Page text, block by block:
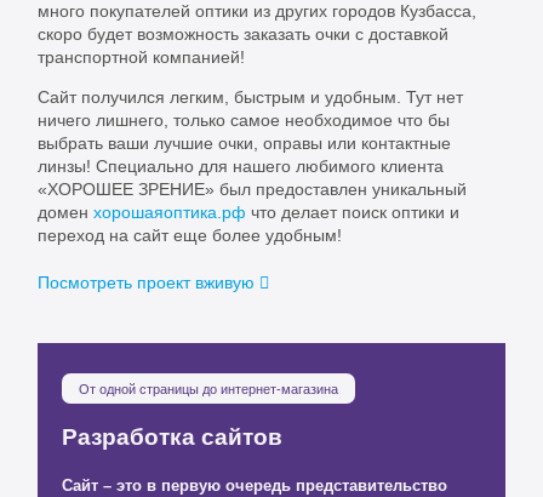
много покупателей оптики из других городов Кузбасса,
скоро будет возможность заказать очки с доставкой
транспортной компанией!
Сайт получился легким, быстрым и удобным. Тут нет
ничего лишнего, только самое необходимое что бы
выбрать ваши лучшие очки, оправы или контактные
линзы! Специально для нашего любимого клиента
«ХОРОШЕЕ ЗРЕНИЕ» был предоставлен уникальный
доменхорошаяоптика.рф что делает поиск оптики и
переход на сайт еще более удобным!
Посмотреть проект вживую
От одной страницы до интернет-магазина
Разработка сайтов
Сайт – это в первую очередь представительство